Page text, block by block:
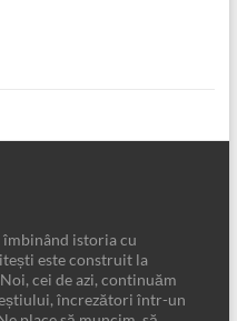
îmbinând istoria cu
este construit la
cei de azi, continuăm
încrezători într-un